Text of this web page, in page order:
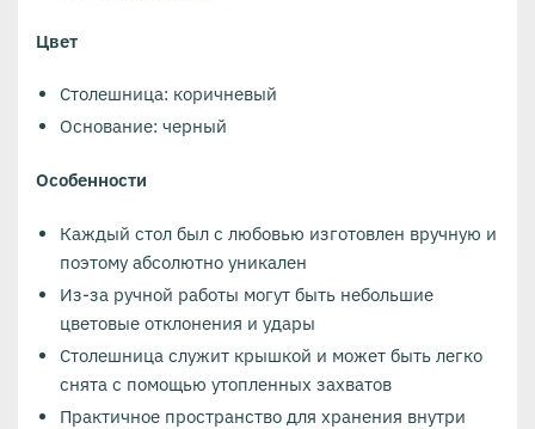
Цвет
Столешница: коричневый
Основание: черный
Особенности
Каждый стол был с любовью изготовлен вручную и
поэтому абсолютно уникален
Из-за ручной работы могут быть небольшие
цветовые отклонения и удары
Столешница служит крышкой и может быть легко
снята с помощью утопленных захватов
Практичное пространство для хранения внутри